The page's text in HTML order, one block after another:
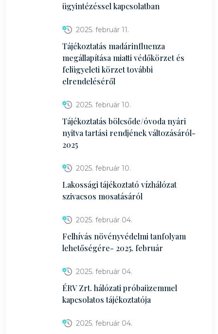
ügyintézéssel kapcsolatban
2025. február 11.
Tájékoztatás madárinfluenza
megállapítása miatti védőkörzet és
felügyeleti körzet további
elrendeléséről
2025. február 10.
Tájékoztatás bölcsőde/óvoda nyári
nyitva tartási rendjének változásáról-
2025
2025. február 10.
Lakossági tájékoztató vízhálózat
szivacsos mosatásáról
2025. február 04.
Felhívás növényvédelmi tanfolyam
lehetőségére- 2025. február
2025. február 04.
ÉRV Zrt. hálózati próbaüzemmel
kapcsolatos tájékoztatója
2025. február 04.